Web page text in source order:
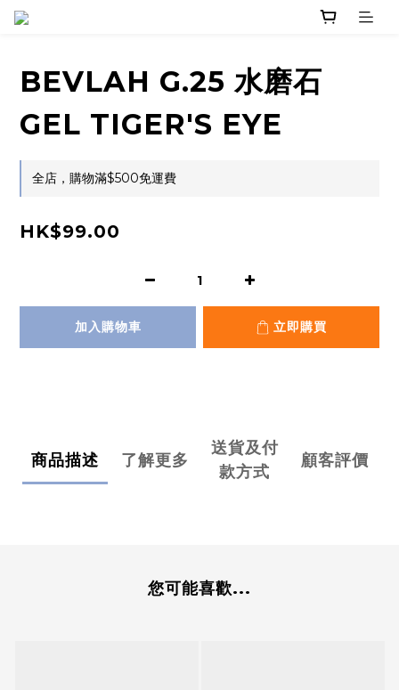
BEVLAH G.25 水磨石
GEL TIGER'S EYE
全店，購物滿$500免運費
HK$99.00
加入購物車 立即購買
商品描述 了解更多
送貨及付
款方式
顧客評價
您可能喜歡...